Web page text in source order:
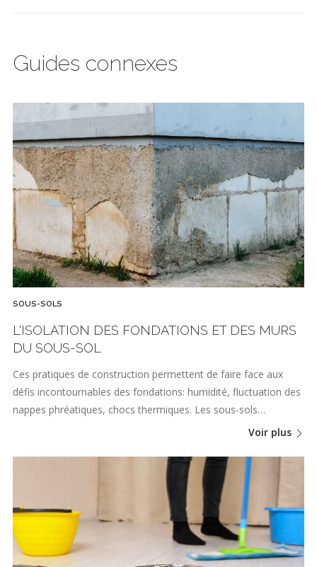
Guides connexes
SOUS-SOLS
L'ISOLATION DES FONDATIONS ET DES MURS
DU SOUS-SOL
Ces pratiques de construction permettent de faire face aux
défis incontournables des fondations: humidité, fluctuation des
nappes phréatiques, chocs thermiques. Les sous-sols…
Voir plus